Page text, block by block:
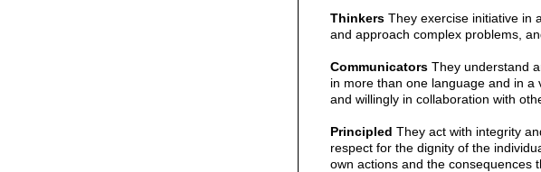
ThinkersThey exercise initiative in
and approach complex problems,
CommunicatorsThey understand
in more than one language and in
and willingly in collaboration with
Principled They act with integrity
respect for the dignity of the
own actions and the consequences